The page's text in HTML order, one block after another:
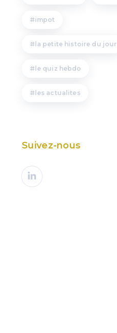
impot
la petite histoire du jour
le quiz hebdo
les actualites
Suivez-nous